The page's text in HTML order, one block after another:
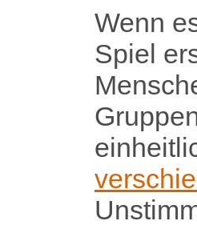
Wenn
Spiel